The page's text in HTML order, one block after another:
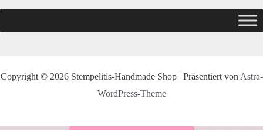
Copyright © 2026 Stempelitis-Handmade Shop | Präsentiert von Astra-
WordPress-Theme